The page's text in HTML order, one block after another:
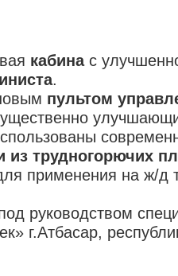
кабинас
.
пультом
из трудногорючих
применения на ж/д
руководством
г.Атбасар,